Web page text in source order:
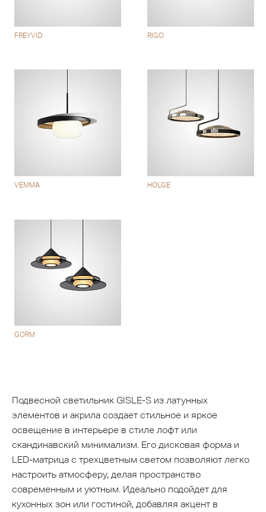
FREYVID RIGO
VEMMA HOLGE
GORM
Подвесной светильник GISLE-S из латунных
элементов и акрила создает стильное и яркое
освещение в интерьере в стиле лофт или
скандинавский минимализм. Его дисковая форма и
LED-матрица с трехцветным светом позволяют легко
настроить атмосферу, делая пространство
современным и уютным. Идеально подойдет для
кухонных зон или гостиной, добавляя акцент в